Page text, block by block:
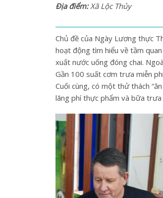
Địa điểm:Xã Lộc Thủy
Chủ đề của Ngày Lương thực
hoạt động tìm hiểu về tầm
xuất nước uống đóng chai.
Gần 100 suất cơm trưa miễn
Cuối cùng, có một thử thách
lãng phí thực phẩm và bữa trưa